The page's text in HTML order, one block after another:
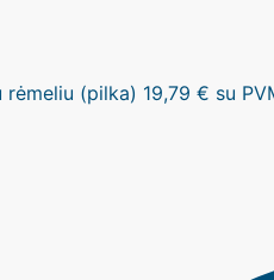
rėmeliu (pilka) 19,79 € su